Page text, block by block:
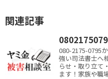
関連記事
080-2175-0795
強い司法書士へ
らせ・取り立て
ます！家族や職